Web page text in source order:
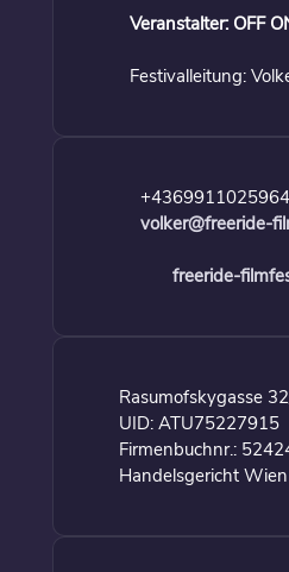
Veranstalter: OFF
Festivalleitung:
+4369911025964
volker@freeride-
freeride-
Rasumofskygasse
UID: ATU75227915
Firmenbuchnr.:
Handelsgericht Wien